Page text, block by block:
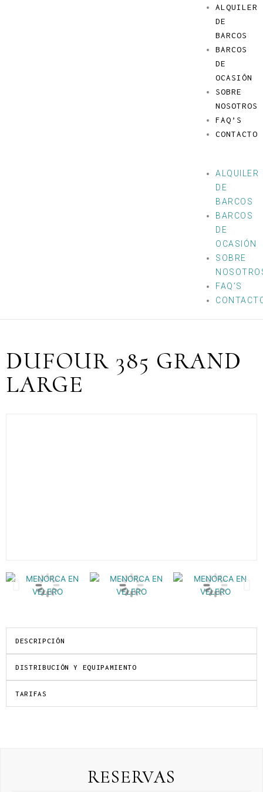
ALQUILER
DE
BARCOS
BARCOS
DE
OCASIÓN
SOBRE
NOSOTROS
FAQ’S
CONTACTO
Menú
ALQUILER
DE
BARCOS
BARCOS
DE
OCASIÓN
SOBRE
FAQ’S
DUFOUR 385 GRAND
LARGE
Imagen
anterior
DESCRIPCIÓN
DISTRIBUCIÓN Y EQUIPAMIENTO
TARIFAS
RESERVAS